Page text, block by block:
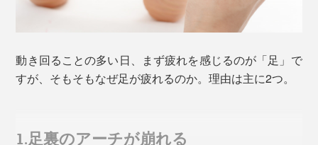
動き回ることの多い日、まず疲れを感じるのが「足」で
すが、そもそもなぜ足が疲れるのか。理由は主に2つ。
1.足裏のアーチが崩れる